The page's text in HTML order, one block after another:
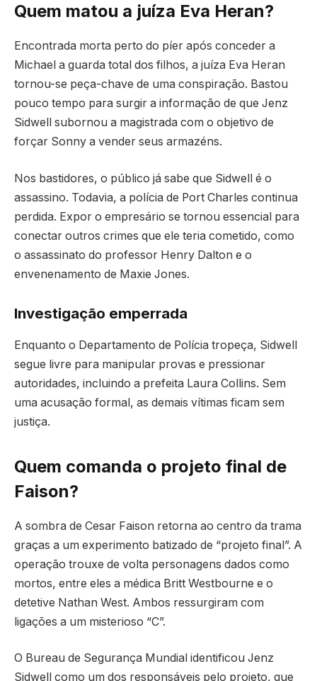
Quem matou a juíza Eva Heran?
Encontrada morta perto do píer após conceder a
Michael a guarda total dos filhos, a juíza Eva Heran
tornou-se peça-chave de uma conspiração. Bastou
pouco tempo para surgir a informação de que Jenz
Sidwell subornou a magistrada com o objetivo de
forçar Sonny a vender seus armazéns.
Nos bastidores, o público já sabe que Sidwell é o
assassino. Todavia, a polícia de Port Charles continua
perdida. Expor o empresário se tornou essencial para
conectar outros crimes que ele teria cometido, como
o assassinato do professor Henry Dalton e o
envenenamento de Maxie Jones.
Investigação emperrada
Enquanto o Departamento de Polícia tropeça, Sidwell
segue livre para manipular provas e pressionar
autoridades, incluindo a prefeita Laura Collins. Sem
uma acusação formal, as demais vítimas ficam sem
justiça.
Quem comanda o projeto final de
Faison?
A sombra de Cesar Faison retorna ao centro da trama
graças a um experimento batizado de “projeto final”. A
operação trouxe de volta personagens dados como
mortos, entre eles a médica Britt Westbourne e o
detetive Nathan West. Ambos ressurgiram com
ligações a um misterioso “C”.
O Bureau de Segurança Mundial identificou Jenz
Sidwell como um dos responsáveis pelo projeto, que